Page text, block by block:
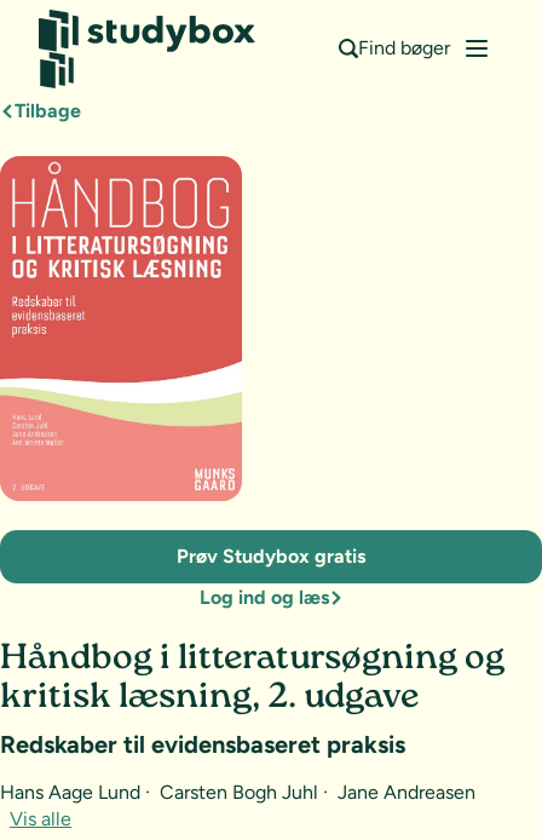
Find bøger
Tilbage
Håndbog i litteratursøgning og
kritisk læsning, 2. udgave
Redskaber til evidensbaseret praksis
Hans Aage Lund · Carsten Bogh Juhl · Jane Andreasen
Vis alle
Prøv Studybox gratis
Log ind og læs